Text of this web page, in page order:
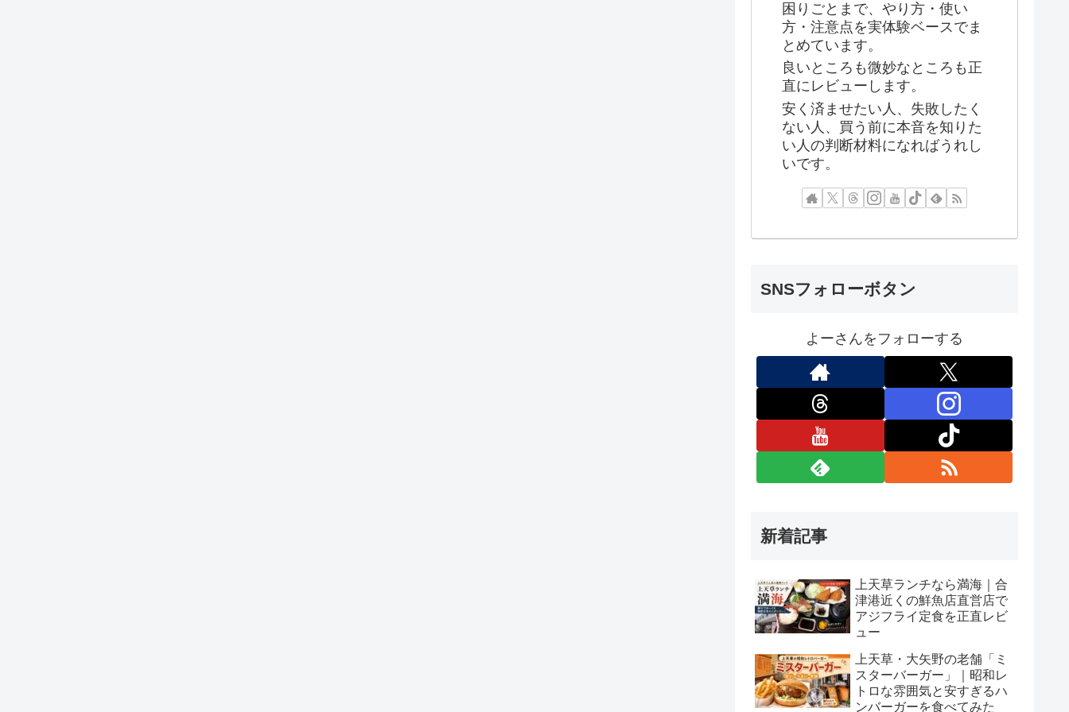
困りごとまで、やり方・使い
方・注意点を実体験ベースでま
とめています。
良いところも微妙なところも正
直にレビューします。
安く済ませたい人、失敗したく
ない人、買う前に本音を知りた
い人の判断材料になればうれし
いです。
SNSフォローボタン
よーさんをフォローする
新着記事
上天草ランチなら満海｜合
津港近くの鮮魚店直営店で
アジフライ定食を正直レビ
ュー
上天草・大矢野の老舗「ミ
スターバーガー」｜昭和レ
トロな雰囲気と安すぎるハ
ンバーガーを食べてみた